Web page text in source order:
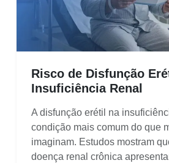
Risco de Disfunção
Insuficiência Renal
A disfunção erétil na
condição mais comum do que
imaginam. Estudos mostram
doença renal crônica